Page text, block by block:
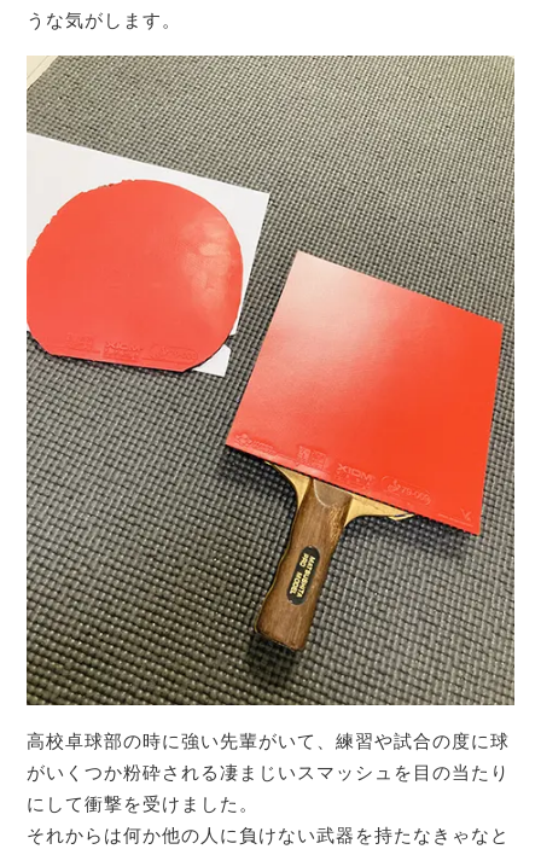
うな気がします。
高校卓球部の時に強い先輩がいて、練習や試合の度に球
がいくつか粉砕される凄まじいスマッシュを目の当たり
にして衝撃を受けました。
それからは何か他の人に負けない武器を持たなきゃなと